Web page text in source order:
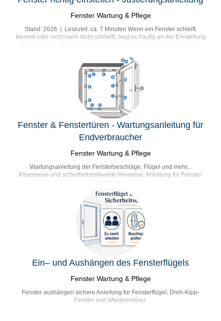
Fenster Wartung & Pflege
Stand: 2026 | Lesezeit: ca. 7 Minuten Wenn ein Fenster schleift,
klemmt oder nicht mehr dicht schließt, liegt es häufig an der Einstellung
der Beschläge. Kleinere Korrekturen an Ecklager, Scherenlager oder
sich sicher bewegen lässt. Kurz erklärt: Stellen Sie ein Fenster nur in
kleinen Schritten nach. Prüfen Sie nach jeder Änderung, ob der Flügel
sauber öffnet, kippt und schließt. Wenn der Flügel schwer ist, Glas
beschädigt ist oder ein...
Fenster & Fenstertüren - Wartungsanleitung für
Endverbraucher
Fenster Wartung & Pflege
Wartungsanleitung der Fensterbeschläge, Flügel und mehr...
Allgemeine und sicherheitsrelevante Hinweise. Anleitung für Fenster-
Fachbetriebe
Ein– und Aushängen des Fensterflügels
Fenster Wartung & Pflege
Fenster aushängen sichere Anleitung für Fensterflügel, Dreh-Kipp-
Fenster und Wiedereinbau.